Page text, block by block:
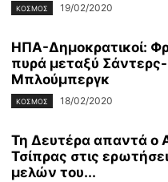
ΚΌΣΜΟΣ 19/02/2020
ΗΠΑ-Δημοκρατικοί:
πυρά μεταξύ Σάντερς-
Μπλούμπεργκ
ΚΌΣΜΟΣ 18/02/2020
Τη Δευτέρα απαντά ο
Τσίπρας στις
μελών του...